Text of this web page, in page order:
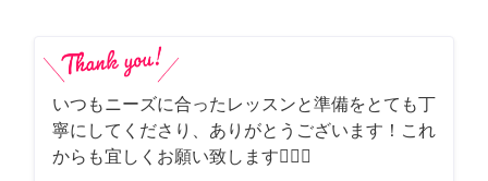
いつもニーズに合ったレッスンと準備をとても丁
寧にしてくださり、ありがとうございます！これ
からも宜しくお願い致します🙇‍♀️✨